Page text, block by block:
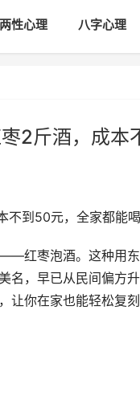
两性心理 八字心理
2斤酒，成本
不到50元，全家都能喝
红枣泡酒。这种用
名，早已从民间偏方
让你在家也能轻松复刻